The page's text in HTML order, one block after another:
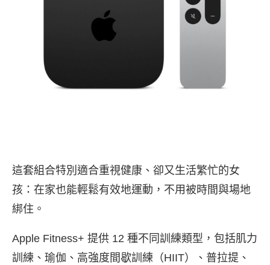
這套組合特別適合重視健康、卻又生活繁忙的女
孩：在家也能輕鬆有效地運動，不用被時間與場地
綁住。
Apple Fitness+ 提供 12 種不同訓練類型，包括肌力
訓練、瑜伽、高強度間歇訓練（HIIT）、普拉提、